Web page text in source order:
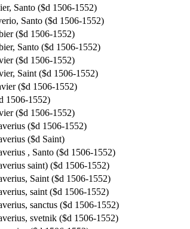
Santo ($d 1506-1552)
Santo ($d 1506-1552)
($d 1506-1552)
Santo ($d 1506-1552)
($d 1506-1552)
Saint ($d 1506-1552)
($d 1506-1552)
1506-1552)
($d 1506-1552)
($d 1506-1552)
($d Saint)
, Santo ($d 1506-1552)
saint) ($d 1506-1552)
Saint ($d 1506-1552)
saint ($d 1506-1552)
sanctus ($d 1506-1552)
svetnik ($d 1506-1552)